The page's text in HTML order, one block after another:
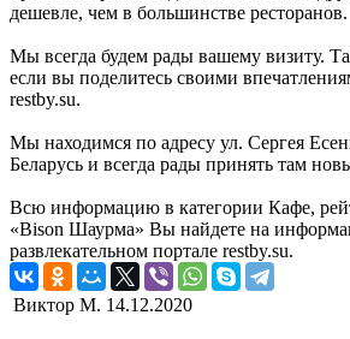
дешевле, чем в большинстве ресторанов.
Мы всегда будем рады вашему визиту.
если вы поделитесь своими
restby.su.
Мы находимся по адресу ул. Сергея
Беларусь и всегда рады принять там
Всю информацию в категории Кафе,
«Bison Шаурма» Вы найдете на
развлекательном портале restby.su.
Виктор М. 14.12.2020